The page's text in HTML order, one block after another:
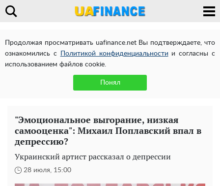
Продолжая просматривать uafinance.net Вы подтверждаете, что
ознакомились с
Политикой конфиденциальности и согласны с
использованием файлов cookie.
Понял
"Эмоциональное выгорание, низкая
самооценка": Михаил Поплавский впал в
депрессию?
Украинский артист рассказал о депрессии
28 июля, 15:00